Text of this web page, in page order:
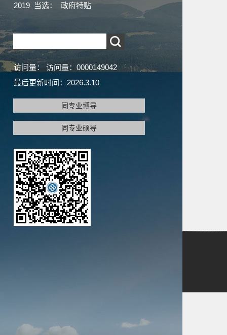
2019 当选： 政府特贴
访问量： 访问量： 0000149042
最后更新时间： 2026.3.10
同专业博导
同专业硕导